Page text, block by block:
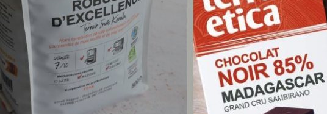
cultivés en plaine,
et donnant des
l’amertume
robusta d’excellence
bouscule toutes les
lire plus